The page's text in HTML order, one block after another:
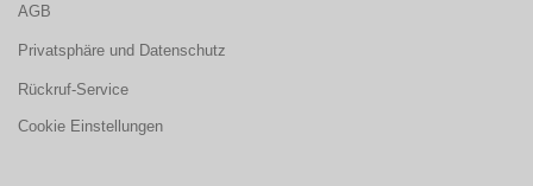
AGB
Privatsphäre und Datenschutz
Rückruf-Service
Cookie Einstellungen